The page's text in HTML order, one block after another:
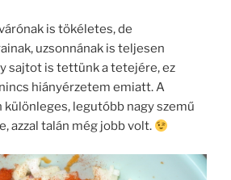
is tökéletes, de
uzsonnának is teljesen
sajtot is tettünk a tetejére, ez
hiányérzetem emiatt. A
különleges, legutóbb nagy szemű
azzal talán még jobb volt.